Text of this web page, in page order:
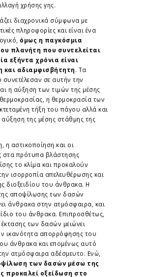
χρήσης γης.
διαχρονικά σύμφωνα με
πληροφορίες και είναι ένα
όμως η παγκόσμια
πλανήτη που συντελείται
εξήντα χρόνια είναι
και αδιαμφισβήτητη. Τα
συνετέλεσαν σε αυτήν την
η αύξηση των τιμών της μέσης
η θερμοκρασία των
τήξη του πάγου αλλά και
της μέσης στάθμης της
η αστικοποίηση και οι
στα πρότυπα βλάστησης
το κλίμα και προκαλούν
ισορροπία απελευθέρωσης και
διοξειδίου του άνθρακα. Η
αποψίλωσης των δασών
άνθρακα στην ατμόσφαιρα, και
του άνθρακα. Επιπροσθέτως,
των δασών μειώνει
ικανότητα απορρόφησης του
άνθρακα και επομένως αυτό
ατμόσφαιρα αδέσμευτο. Ενώ,
των δασών μέσω της
προκαλεί οξείδωση στο